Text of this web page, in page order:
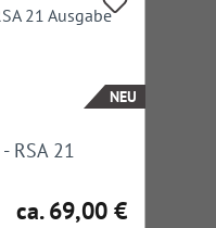
NEU
RSA 21
Regulärer Preis:
ca. 69,00 €